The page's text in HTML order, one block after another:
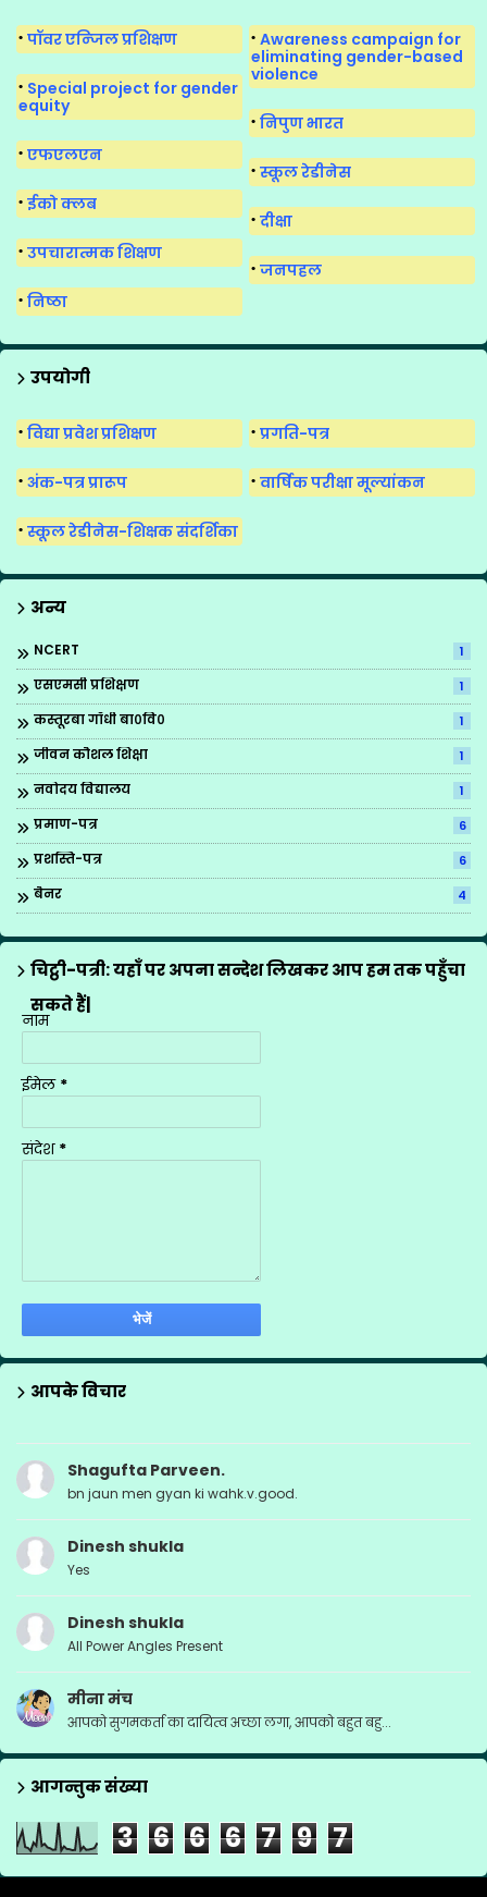
मीना मंच सुगमकर्ता
पॉवर एन्जिल प्रशिक्षण
Awareness campaign for
eliminating gender-based
violence
Special project for gender
equity
निपुण भारत
एफएलएन
स्कूल रेडीनेस
ईको क्लब
दीक्षा
उपचारात्मक शिक्षण
जनपहल
निष्ठा
उपयोगी
विद्या प्रवेश प्रशिक्षण प्रगति-पत्र
अंक-पत्र प्रारूप वार्षिक परीक्षा मूल्यांकन
स्कूल रेडीनेस-शिक्षक संदर्शिका
अन्य
NCERT 1
एसएमसी प्रशिक्षण 1
कस्तूरबा गाँधी बा०वि० 1
जीवन कौशल शिक्षा 1
नवोदय विद्यालय 1
प्रमाण-पत्र 6
प्रशस्ति-पत्र 6
बैनर 4
मीना मंच के गीत 12
राज्य अध्यापक पुरस्कार
शासनादेश
शिक्षक प्रशिक्षण
शिक्षण योजनाएँ
सूचना
चिट्ठी-पत्री: यहाँ पर अपना सन्देश लिखकर आप हम तक पहुँचा
सकते हैं|
नाम
ईमेल *
संदेश *
आपके विचार
Shagufta Parveen.
bn jaun men gyan ki wahk.v.good.
Dinesh shukla
Yes
Dinesh shukla
All Power Angles Present
मीना मंच
आपको सुगमकर्ता का दायित्व अच्छा लगा, आपको बहुत बहु...
आगन्तुक संख्या
3 6 6 6 7 9 7